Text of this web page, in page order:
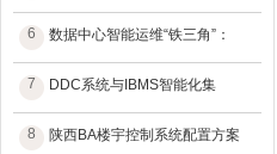
6 数据中心智能运维“铁三角”：
7 DDC系统与IBMS智能化集
8 陕西BA楼宇控制系统配置方案